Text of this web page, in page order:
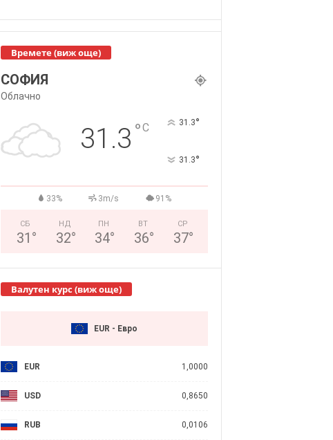
Времете (виж още)
СОФИЯ
Облачно
31.3 °C 31.3°
31.3°
33% 3m/s 91%
СБ
31 °
НД
32°
ПН
34°
ВТ
36°
СР
37°
Валутен курс (виж още)
EUR - Евро
EUR 1,0000
USD 0,8650
RUB 0,0106